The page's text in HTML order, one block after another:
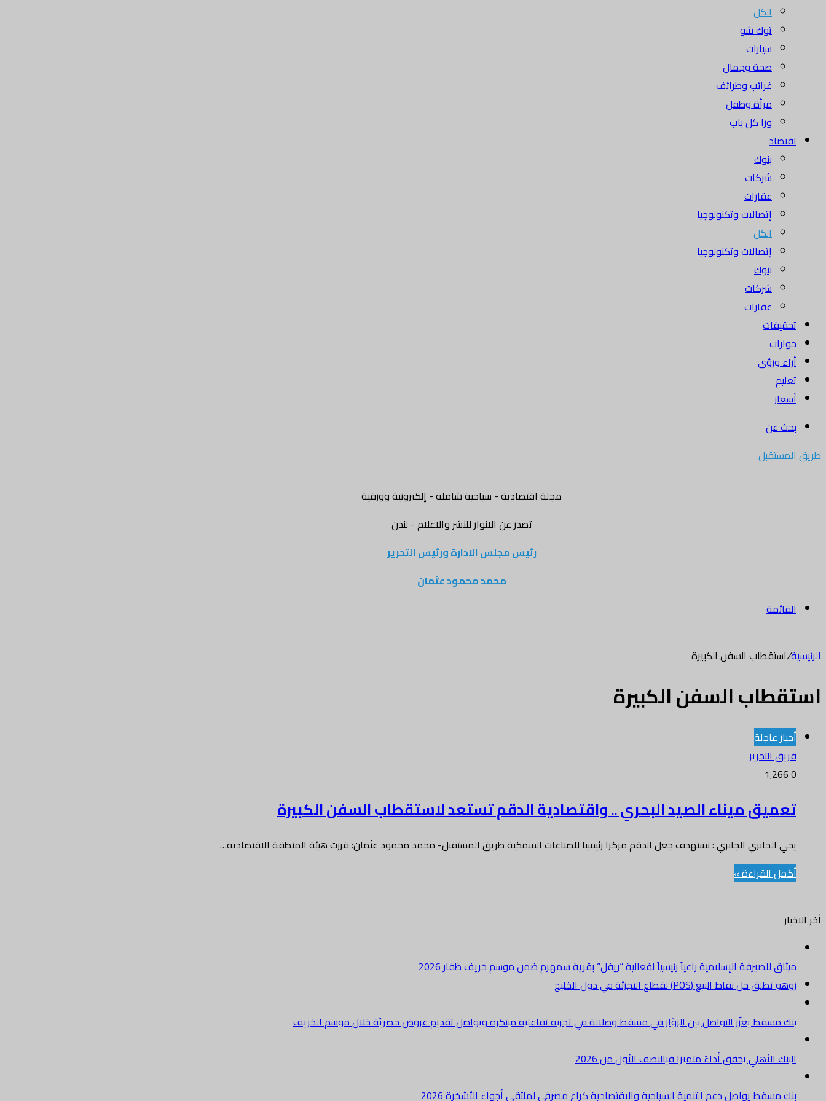
الكل
توك شو
سيارات
صحة وجمال
غرائب وطرائف
مرأة وطفل
ورا كل باب
اقتصاد
بنوك
شركات
عقارات
إتصالات وتكنولوجيا
الكل
إتصالات وتكنولوجيا
بنوك
شركات
عقارات
تحقيقات
حوارات
أراء ورؤى
تعليم
أسعار
بحث عن
طريق المستقبل
مجلة اقتصادية - سياحية شاملة - إلكترونية وورقية
تصدر عن الانوار للنشر والاعلام - لندن
رئيس مجلس الادارة ورئيس التحرير
محمد محمود عثمان
القائمة
الرئيسية/استقطاب السفن الكبيرة
استقطاب السفن الكبيرة
أخبار عاجلة
فريق التحرير
0
تعميق ميناء الصيد البحري .. واقتصادية الدقم تستعد لاستقطاب السفن الكبيرة
يحي الجابري الجابري : نستهدف جعل الدقم مركزا رئيسيا للصناعات السمكية طريق المستقبل- محمد محمود عثمان: قررت هيئة المنطقة الاقتصادية…
أكمل القراءة »
أخر الاخبار
ميثاق للصيرفة الإسلامية راعياً رئيسياً لفعالية “ريفل” بقرية سمهرم ضمن موسم خريف ظفار 2026
زوهو تطلق حل نقاط البيع (POS) لقطاع التجزئة في دول الخليج
بنك مسقط يعزّز التواصل بين الزوّار في مسقط وصلالة في تجربة تفاعلية مبتكرة ويواصل تقديم عروض حصريّة خلال موسم الخريف
البنك الأهلي يحقق أداءً متميزا فيالنصف الأول من 2026
بنك مسقط يواصل دعم التنمية السياحية والاقتصادية كراعٍ مصرفي لملتقى أجواء الأشخرة 2026